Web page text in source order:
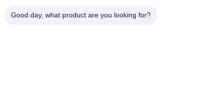
Good day, what product are you looking for?